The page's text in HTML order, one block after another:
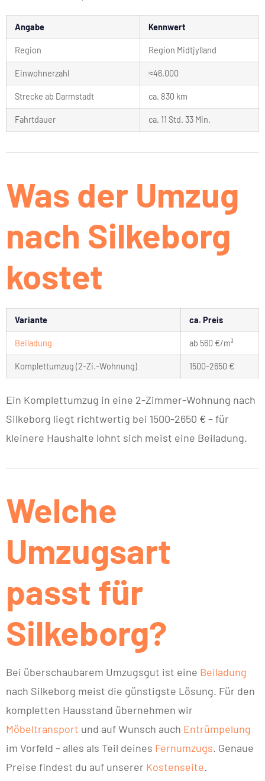
Angabe Kennwert
Region Region Midtjylland
Einwohnerzahl ≈46.000
Strecke ab Darmstadt ca. 830 km
Fahrtdauer ca. 11 Std. 33 Min.
Was der Umzug
nach Silkeborg
kostet
Variante ca. Preis
Beiladung ab 560 €/m³
Komplettumzug (2-Zi.-Wohnung) 1500-2650 €
Ein Komplettumzug in eine 2-Zimmer-Wohnung nach
Silkeborg liegt richtwertig bei 1500-2650 € – für
kleinere Haushalte lohnt sich meist eine Beiladung.
Welche
Umzugsart
passt für
Silkeborg?
Bei überschaubarem Umzugsgut ist eine Beiladung
nach Silkeborg meist die günstigste Lösung. Für den
kompletten Hausstand übernehmen wir
Möbeltransport und auf Wunsch auch Entrümpelung
im Vorfeld – alles als Teil deines Fernumzugs. Genaue
Preise findest du auf unserer Kostenseite.